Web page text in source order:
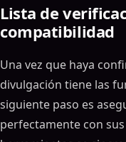
Lista de
compatibilidad
Una vez que haya
divulgación tiene las
siguiente paso es
perfectamente con